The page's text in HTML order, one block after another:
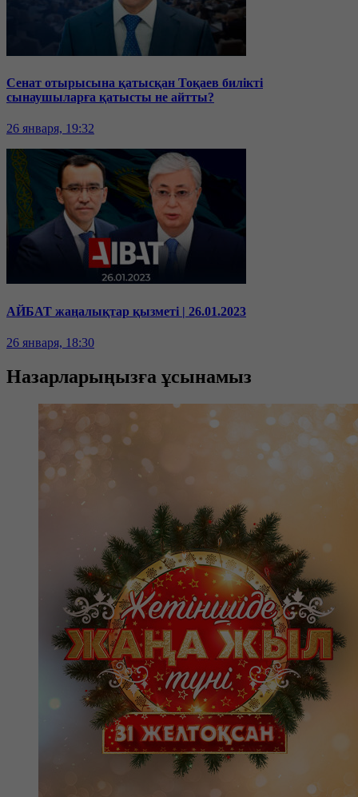
Сенат отырысына қатысқан Тоқаев билікті
сынаушыларға қатысты не айтты?
26 января, 19:32
АЙБАТ жаңалықтар қызметі | 26.01.2023
26 января, 18:30
Назарларыңызға ұсынамыз